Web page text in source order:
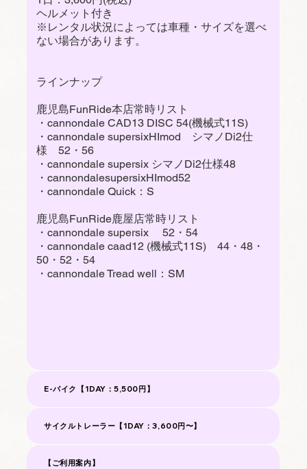
ヘルメット付き
※レンタル状況によっては車種・サイズを選べ
ない場合があります。
ラインナップ
鹿児島FunRide本店常時リスト
・cannondale CAD13 DISC 54(機械式11S)
・cannondale supersixHImod シマノDi2仕
様 52・56
・cannondale supersix シマノDi2仕様48
・cannondalesupersixHImod52
・cannondale Quick：S
鹿児島FunRide鹿屋店常時リスト
・cannondale supersix 52・54
・cannondale caad12 (機械式11S) 44・48・
50・52・54
・cannondale Tread well：SM
E-バイク【1DAY：5,500円】
サイクルトレーラー【1DAY：3,600円〜】
【ご利用案内】